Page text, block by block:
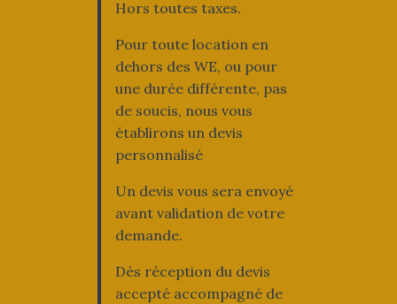
Hors toutes taxes.
Pour toute location en
dehors des WE, ou pour
une durée différente, pas
de soucis, nous vous
établirons un devis
personnalisé
Un devis vous sera envoyé
avant validation de votre
demande.
Dès réception du devis
accepté accompagné de